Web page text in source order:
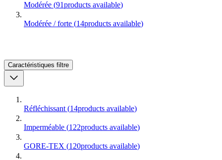
Modérée (91products available)
Modérée / forte (14products available)
Caractéristiques filtre
Réfléchissant (14products available)
Imperméable (122products available)
GORE-TEX (120products available)